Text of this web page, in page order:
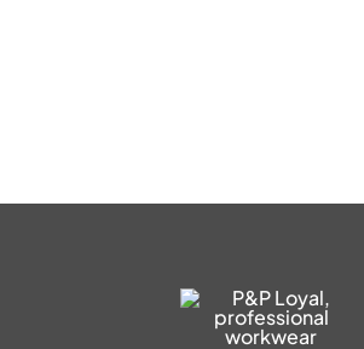
EMAIL
Copyright 2010-2026© P&P